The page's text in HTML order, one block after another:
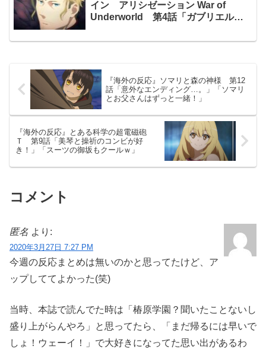
イン アリシゼーション War of
Underworld 第4話「ガブリエルが
『海外の反応』ソマリと森の神様 第12
話「意外なエンディング…。」「ソマリ
とお父さんはずっと一緒！」
『海外の反応』とある科学の超電磁砲
Ｔ 第9話「美琴と操祈のコンビが好
き！」「スーツの御坂もクールｗ」
コメント
匿名 より:
2020年3月27日 7:27 PM
今週の反応まとめは無いのかと思ってたけど、ア
ップしててよかった(笑)
当時、本誌で読んでた時は「椿原学園？聞いたことないし
盛り上がらんやろ」と思ってたら、「まだ帰るには早いで
しょ！ウェーイ！」で大好きになってた思い出があるわ